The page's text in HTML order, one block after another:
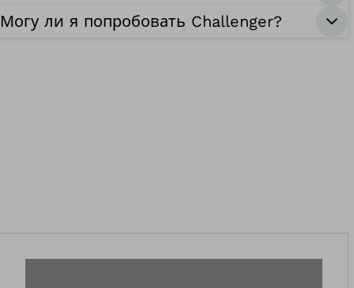
Могу ли я попробовать Challenger?